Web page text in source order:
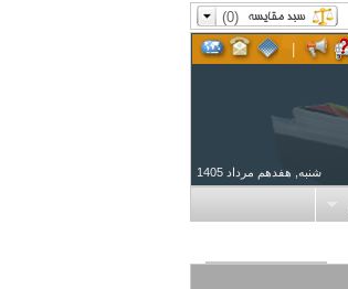
(0)
شنبه, هفدهم مرداد 1405